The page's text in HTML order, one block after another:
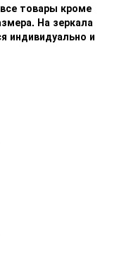
товары кроме
На зеркала
индивидуально и